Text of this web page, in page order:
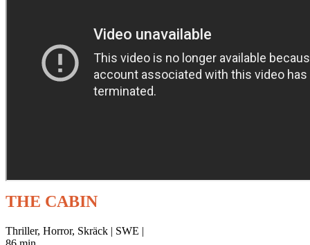
THE CABIN
Thriller, Horror, Skräck | SWE |